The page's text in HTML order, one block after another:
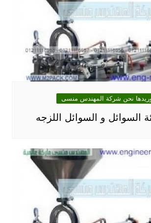
نحن شركة المهندس منسى
السوائل و السوائل اللزجه